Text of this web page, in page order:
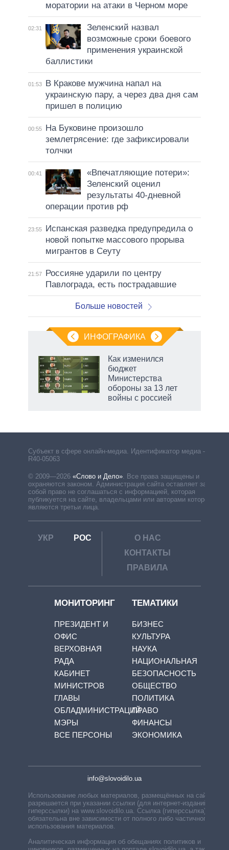
моратории на атаки в Черном море
02:31
Зеленский назвал
возможные сроки боевого
применения украинской
баллистики
01:53
В Кракове мужчина напал на
украинскую пару, а через два дня сам
пришел в полицию
00:55
На Буковине произошло
землетрясение: где зафиксировали
толчки
00:41
«Впечатляющие потери»:
Зеленский оценил
результаты 40-дневной
операции против рф
23:55
Испанская разведка предупредила о
новой попытке массового прорыва
мигрантов в Сеуту
21:57
Россияне ударили по центру
Павлограда, есть пострадавшие
Больше новостей
ИНФОГРАФИКА
Как изменился
бюджет
Министерства
обороны за 13 лет
войны с россией
Субъект в сфере онлайн-медиа. Идентификатор медиа –
R40-05063
© 2009—2026 «Слово и Дело». Все права защищены и
охраняются законом. Администрация сайта оставляет за
собой право не соглашаться с информацией, которая
публикуется на сайте, владельцами или авторами которой
являются третьи лица.
УКР РОС
О НАС
КОНТАКТЫ
ПРАВИЛА
МОНИТОРИНГ
ПРЕЗИДЕНТ И
ОФИС
ВЕРХОВНАЯ
РАДА
КАБИНЕТ
МИНИСТРОВ
ГЛАВЫ
ОБЛАДМИНИСТРАЦИЙ
МЭРЫ
ВСЕ ПЕРСОНЫ
ТЕМАТИКИ
БИЗНЕС
КУЛЬТУРА
НАУКА
НАЦИОНАЛЬНАЯ
БЕЗОПАСНОСТЬ
ОБЩЕСТВО
ПОЛИТИКА
ПРАВО
ФИНАНСЫ
ЭКОНОМИКА
info@slovoidilo.ua
Использование любых материалов, размещённых на сайте,
разрешается при указании ссылки (для интернет-изданий —
гиперссылки) на www.slovoidilo.ua. Ссылка (гиперссылка)
обязательна вне зависимости от полного либо частичного
использования материалов.
Аналитическая информация об обещаниях политиков и